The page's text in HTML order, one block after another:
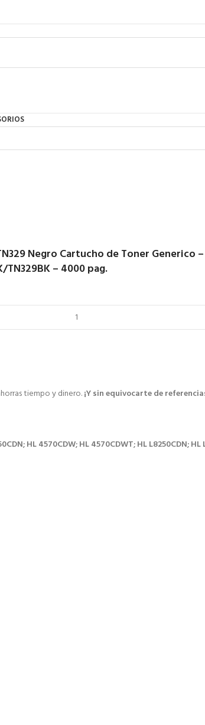
Negro Cartucho de Toner Generico
TN329BK – 4000 pag.
tiempo y dinero.¡Y sin equivocarte de
HL 4570CDW; HL 4570CDWT; HL L8250CDN;